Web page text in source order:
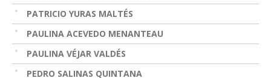
PATRICIO YURAS MALTÉS
PAULINA ACEVEDO MENANTEAU
PAULINA VÉJAR VALDÉS
PEDRO SALINAS QUINTANA